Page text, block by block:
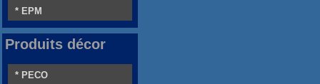
* EPM
Produits décor
* PECO